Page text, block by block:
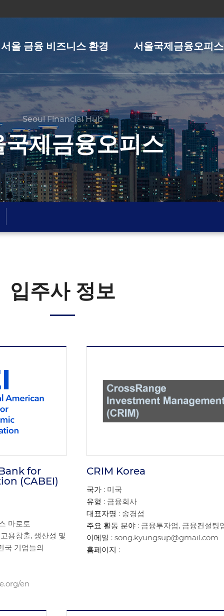
서울 금융 비즈니스 환경 서울국제금융오피스
Seoul Financial Hub
국제금융오피스
입주사 정보
for
(CABEI)
마로토
용창출, 생산성 및
국 기업들의
en
CRIM Korea
국가 : 미국
유형 : 금융회사
대표자명 : 송경섭
주요 활동 분야 : 금융투자업, 금융컨설팅
이메일 : song.kyungsup@gmail.com
홈페이지 :